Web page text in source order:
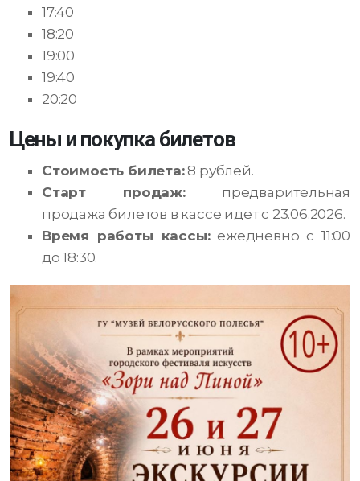
17:40
18:20
19:00
19:40
20:20
Цены и покупка билетов
Стоимость билета:8 рублей.
Старт продаж:предварительная
продажа билетов в кассе идет с 23.06.2026.
Время работы кассы:ежедневно с 11:00
до 18:30.